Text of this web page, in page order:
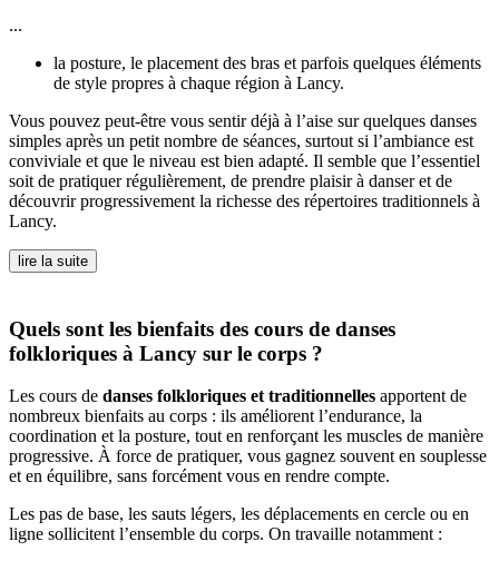
...
la posture, le placement des bras et parfois quelques éléments
de style propres à chaque région à Lancy.
Vous pouvez peut-être vous sentir déjà à l’aise sur quelques danses
simples après un petit nombre de séances, surtout si l’ambiance est
conviviale et que le niveau est bien adapté. Il semble que l’essentiel
soit de pratiquer régulièrement, de prendre plaisir à danser et de
découvrir progressivement la richesse des répertoires traditionnels à
Lancy.
lire la suite
Quels sont les bienfaits des cours de danses
folkloriques à Lancy sur le corps ?
Les cours de danses folkloriques et traditionnelles apportent de
nombreux bienfaits au corps : ils améliorent l’endurance, la
coordination et la posture, tout en renforçant les muscles de manière
progressive. À force de pratiquer, vous gagnez souvent en souplesse
et en équilibre, sans forcément vous en rendre compte.
Les pas de base, les sauts légers, les déplacements en cercle ou en
ligne sollicitent l’ensemble du corps. On travaille notamment :